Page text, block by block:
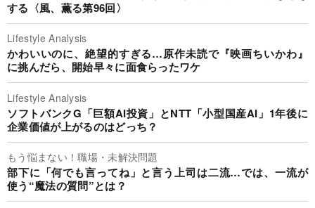
する〈風、薫る第96回〉
Lifestyle Analysis
かわいいのに、絶望的すぎる…原作未読で『映画ちいかわ』
に挑んだら、開始早々に面食らったワケ
Lifestyle Analysis
ソフトバンクG「巨額AI投資」とNTT「小型国産AI」1年後に
企業価値が上がるのはどっち？
もう悩まない！職場・未解決問題
部下に「何でも言ってね」と言う上司は二流…では、一流が
使う“魔法の質問”とは？